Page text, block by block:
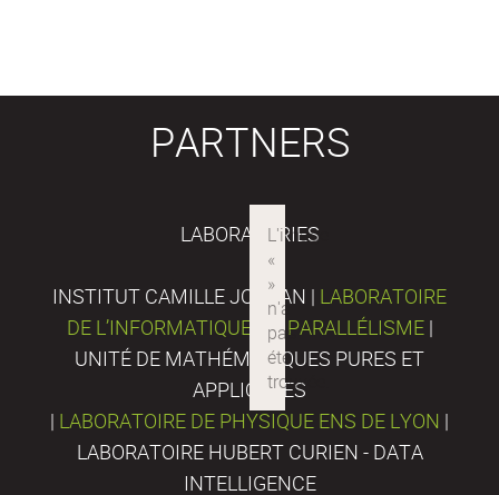
PARTNERS
LABORATORIES
INSTITUT CAMILLE JORDAN | LABORATOIRE
DE L’INFORMATIQUE DU PARALLÉLISME |
UNITÉ DE MATHÉMATIQUES PURES ET
APPLIQUÉES
| LABORATOIRE DE PHYSIQUE ENS DE LYON |
LABORATOIRE HUBERT CURIEN - DATA
INTELLIGENCE